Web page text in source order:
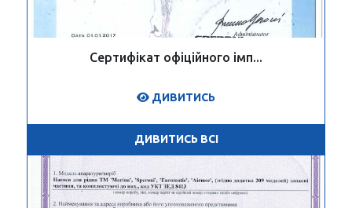
Сертифікат офіційного імп...
ДИВИТИСЬ
ДИВИТИСЬ ВСІ